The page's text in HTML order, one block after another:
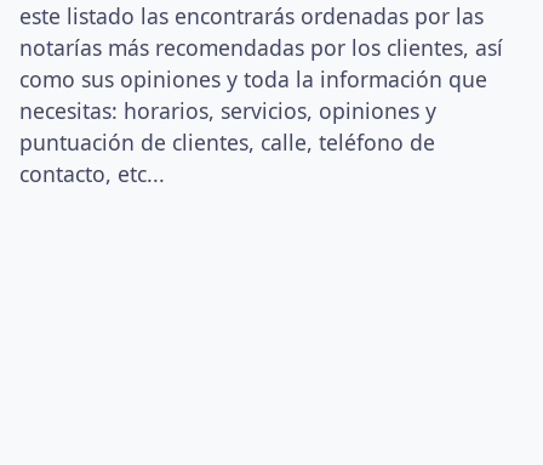
este listado las encontrarás ordenadas por las
notarías más recomendadas por los clientes, así
como sus opiniones y toda la información que
necesitas: horarios, servicios, opiniones y
puntuación de clientes, calle, teléfono de
contacto, etc...